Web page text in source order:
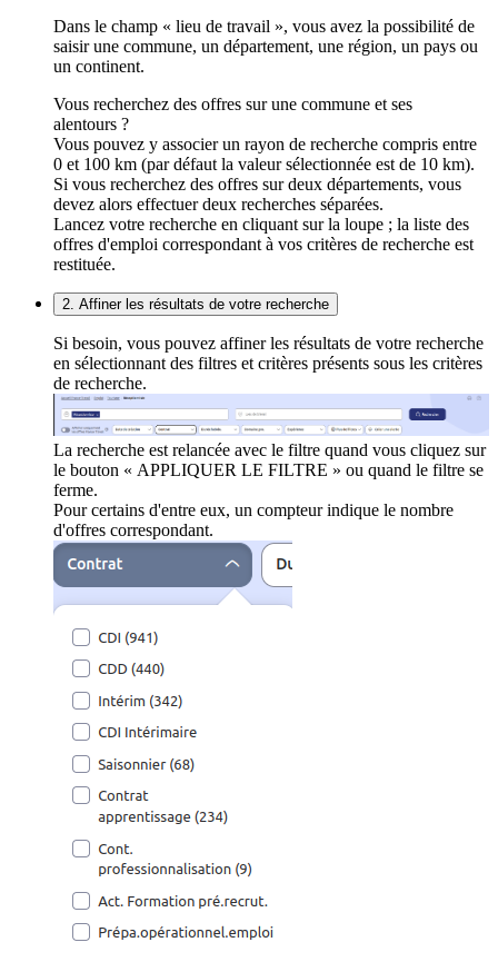
Dans le champ « lieu de travail », vous avez la possibilité de
saisir une commune, un département, une région, un pays ou
un continent.
Vous recherchez des offres sur une commune et ses
alentours ?
Vous pouvez y associer un rayon de recherche compris entre
0 et 100 km (par défaut la valeur sélectionnée est de 10 km).
Si vous recherchez des offres sur deux départements, vous
devez alors effectuer deux recherches séparées.
Lancez votre recherche en cliquant sur la loupe ; la liste des
offres d'emploi correspondant à vos critères de recherche est
restituée.
2. Affiner les résultats de votre recherche
Si besoin, vous pouvez affiner les résultats de votre recherche
en sélectionnant des filtres et critères présents sous les critères
de recherche.
La recherche est relancée avec le filtre quand vous cliquez sur
le bouton « APPLIQUER LE FILTRE » ou quand le filtre se
ferme.
Pour certains d'entre eux, un compteur indique le nombre
d'offres correspondant.